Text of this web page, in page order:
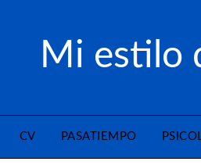
Mi estilo
CV PASATIEMPO